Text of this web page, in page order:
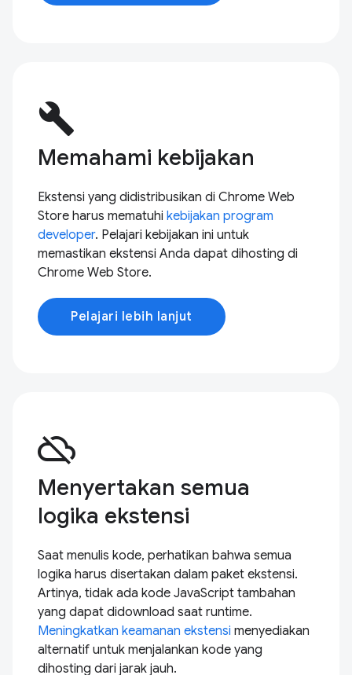
build
Memahami kebijakan
Ekstensi yang didistribusikan di Chrome Web
Store harus mematuhi kebijakan program
developer. Pelajari kebijakan ini untuk
memastikan ekstensi Anda dapat dihosting di
Chrome Web Store.
Pelajari lebih lanjut
cloud_off
Menyertakan semua
logika ekstensi
Saat menulis kode, perhatikan bahwa semua
logika harus disertakan dalam paket ekstensi.
Artinya, tidak ada kode JavaScript tambahan
yang dapat didownload saat runtime.
Meningkatkan keamanan ekstensi menyediakan
alternatif untuk menjalankan kode yang
dihosting dari jarak jauh.